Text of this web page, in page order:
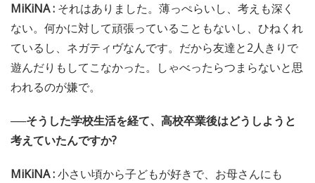
MiKiNA : それはありました。薄っぺらいし、考えも深く
ない。何かに対して頑張っていることもないし、ひねくれ
ているし、ネガティヴなんです。だから友達と2人きりで
遊んだりもしてこなかった。しゃべったらつまらないと思
われるのが嫌で。
──そうした学校生活を経て、高校卒業後はどうしようと
考えていたんですか?
MiKiNA :小さい頃から子どもが好きで、お母さんにも